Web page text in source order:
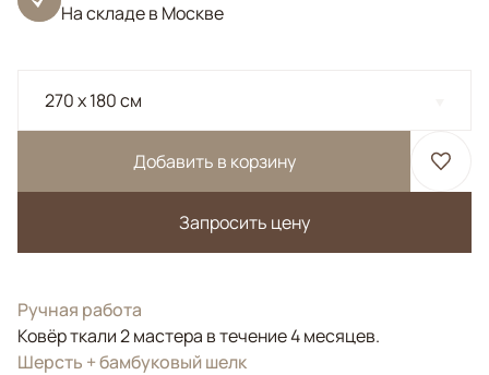
На складе в Москве
270 x 180 см
Добавить в корзину
Запросить цену
Ручная работа
Ковёр ткали 2 мастера в течение 4 месяцев.
Шерсть + бамбуковый шелк